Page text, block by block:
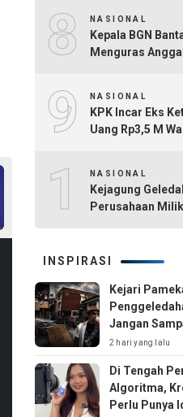
8 NASIONAL
Kepala BGN
Menguras
9 NASIONAL
KPK Incar Eks
Uang Rp3,5 M
10NASIONAL
Kejagung
Perusahaan
INSPIRASI
Kejari
Jangan
Sambal!
2 hari yang lalu
Di Tengah
Algoritma,
Perlu Punya